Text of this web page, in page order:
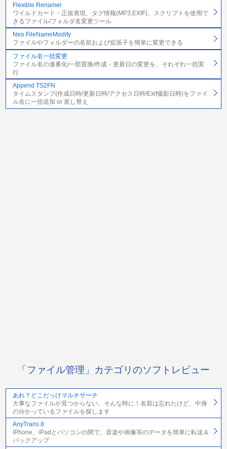
Flexible Renamer
ワイルドカード・正規表現、タグ情報(MP3,EXIF)、スクリプトを使用で
きるファイル/フォルダ名変更ツール
Neo FileNameModify
ファイルやフォルダーの名前および拡張子を簡単に変更できる
ファイル名一括変更
ファイル名の連番化/一部置換/作成・更新日の変更を、それぞれ一括実
行
Append TS2FN
タイムスタンプ(作成日時/更新日時/アクセス日時/Exif撮影日時)をファイ
ル名に一括追加 or 差し替え
「ファイル管理」カテゴリのソフトレビュー
あれ？どこだっけマルチサーチ
大事なファイルが見つからない、そんな時に！名前は忘れたけど、中身
の分かっているファイルを探します
AnyTrans 8
iPhone、iPadとパソコンの間で、音楽や画像等のデータを簡単に転送＆
バックアップ